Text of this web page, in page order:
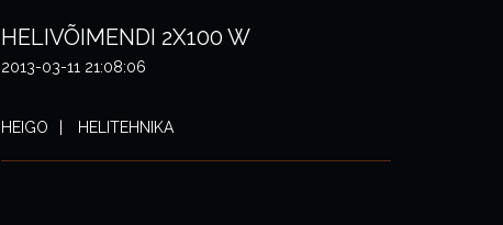
HELIVÕIMENDI 2X100 W
2013-03-11 21:08:06
HEIGO HELITEHNIKA